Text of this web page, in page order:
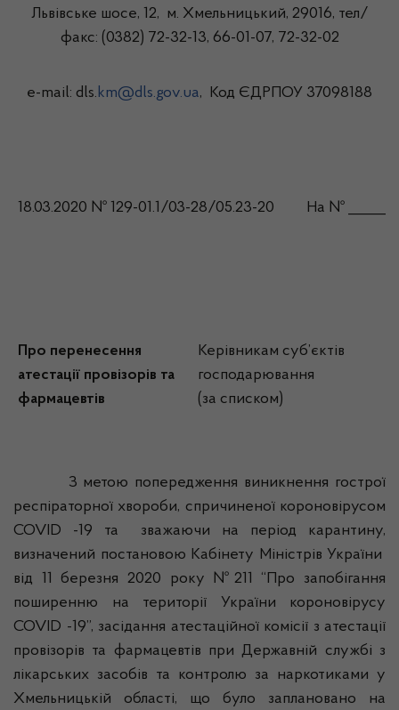
Львівське шосе, 12, м. Хмельницький, 29016, тел/
факс: (0382) 72-32-13, 66-01-07, 72-32-02
е-mail: dls.km@dls.gov.ua, Код ЄДРПОУ 37098188
18.03.2020 № 129-01.1/03-28/05.23-20 На №
Про перенесення
атестації провізорів та
фармацевтів
Керівникам суб’єктів
господарювання
(за списком)
З метою попередження виникнення гострої
респіраторної хвороби, спричиненої короновірусом
COVID -19 та зважаючи на період карантину,
визначений постановою Кабінету Міністрів України
від 11 березня 2020 року №211 “Про запобігання
поширенню на території України короновірусу
COVID -19”, засідання атестаційної комісії з атестації
провізорів та фармацевтів при Державній службі з
лікарських засобів та контролю за наркотиками у
Хмельницькій області, що було заплановано на